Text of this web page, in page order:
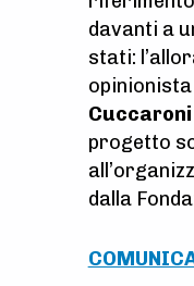
davanti a
stati:
opinionista
Cuccaroni
progetto
dalla